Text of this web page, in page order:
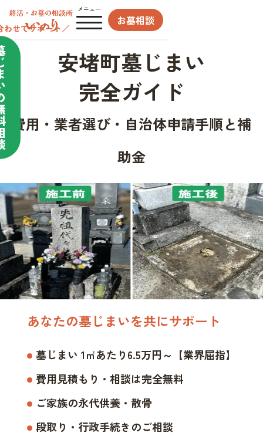
メニュー
お墓相談
わせてサポート／
安堵町墓じまい
完全ガイド
費用・業者選び・自治体申請手順と補
助金
あなたの墓じまいを共にサポート
墓じまい 1㎡あたり6.5万円～【業界屈指】
費用見積もり・相談は完全無料
ご家族の永代供養・散骨
段取り・行政手続きのご相談